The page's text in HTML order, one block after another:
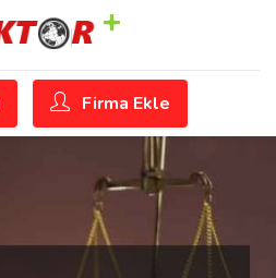
Firma Ekle